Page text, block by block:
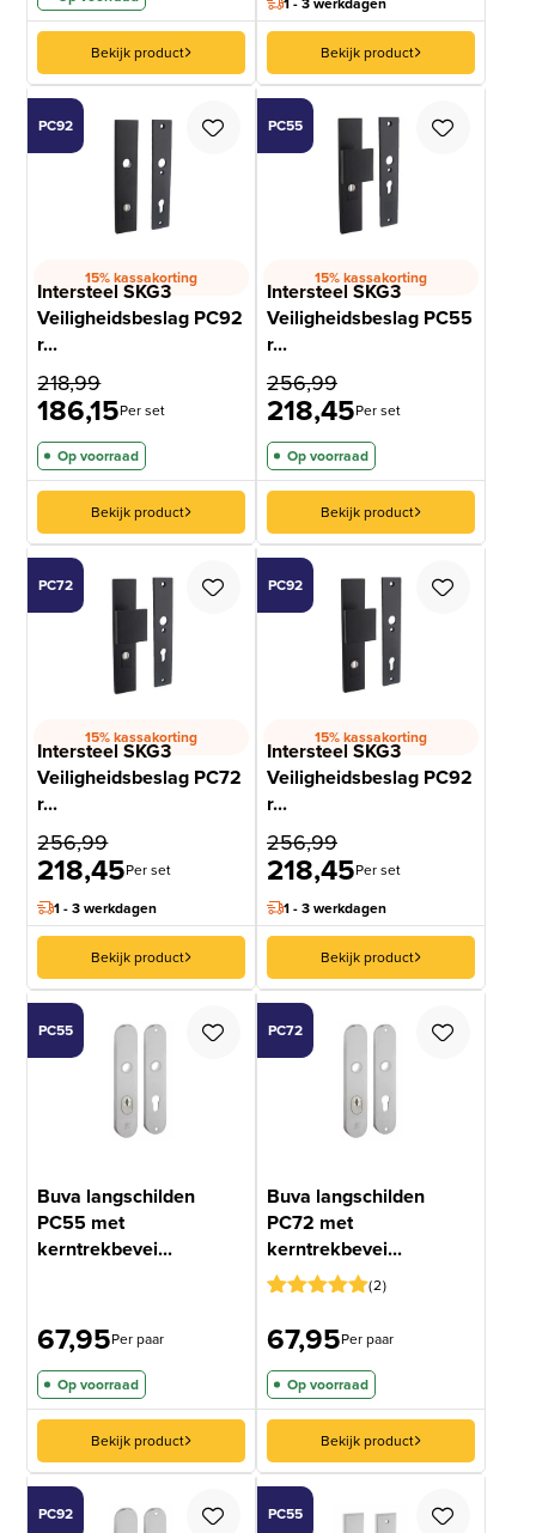
Bekijk product Bekijk product
PC92
15% kassakorting
Intersteel SKG3
Veiligheidsbeslag PC92
r...
218,99
186,15Per set
Op voorraad
Bekijk product
PC55
15% kassakorting
Intersteel SKG3
Veiligheidsbeslag PC55
r...
256,99
218,45Per set
Op voorraad
Bekijk product
PC72
15% kassakorting
Intersteel SKG3
Veiligheidsbeslag PC72
r...
256,99
218,45Per set
1 - 3 werkdagen
Bekijk product
PC92
15% kassakorting
Intersteel SKG3
Veiligheidsbeslag PC92
r...
256,99
218,45Per set
1 - 3 werkdagen
Bekijk product
PC55
Buva langschilden
PC55 met
kerntrekbevei...
67,95Per paar
Op voorraad
Bekijk product
PC72
Buva langschilden
PC72 met
kerntrekbevei...
5op 5
gebaseerd
op
klantbeoordeling
2
67,95Per paar
Op voorraad
Bekijk product
PC92 PC55